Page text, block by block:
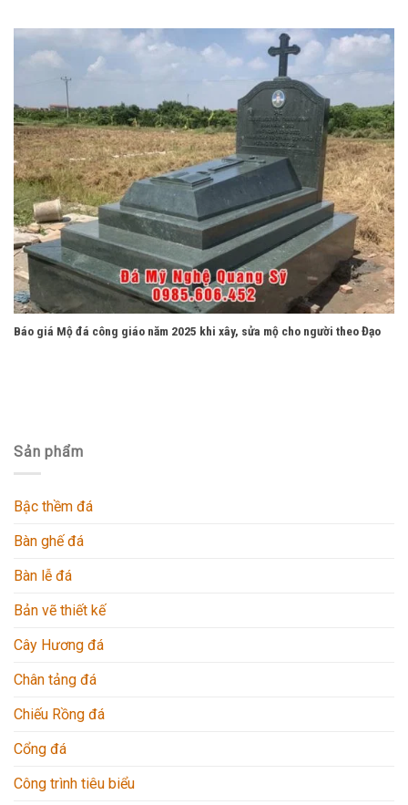
Báo giá Mộ đá công giáo năm 2025 khi xây, sửa mộ cho người theo Đạo
Sản phẩm
Bậc thềm đá
Bàn ghế đá
Bàn lễ đá
Bản vẽ thiết kế
Cây Hương đá
Chân tảng đá
Chiếu Rồng đá
Cổng đá
Công trình tiêu biểu